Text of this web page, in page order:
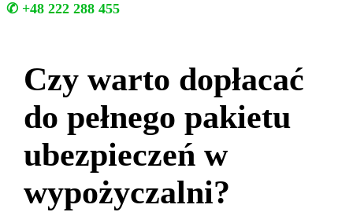
✆ +48 222 288 455
Czy warto dopłacać
do pełnego pakietu
ubezpieczeń w
wypożyczalni?